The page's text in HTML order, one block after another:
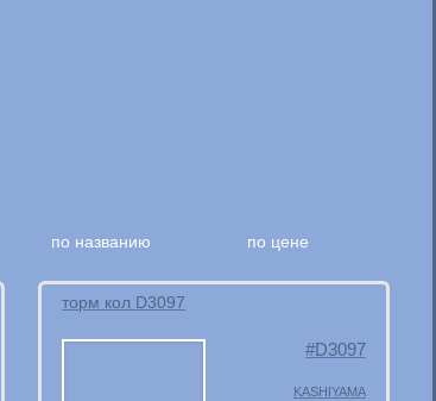
по названию по цене
торм кол D3097
D3097
KASHIYAMA